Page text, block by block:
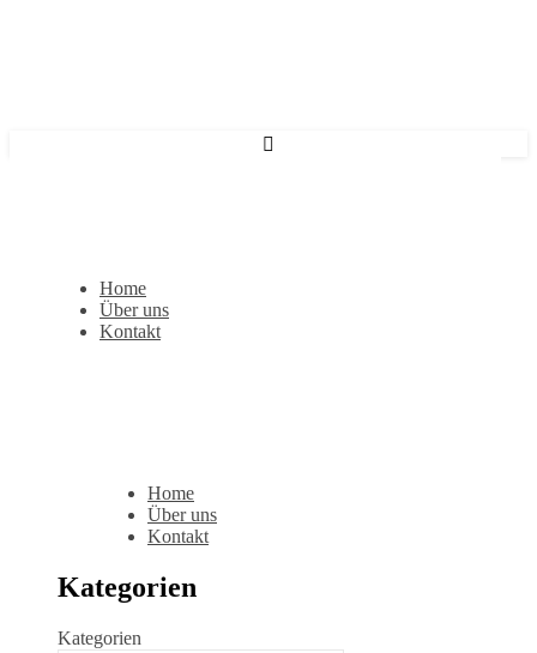
Home
Über uns
Kontakt
Home
Über uns
Kontakt
Kategorien
Kategorien